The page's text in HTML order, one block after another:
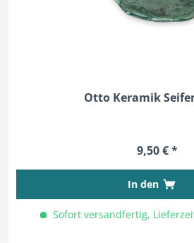
Otto Keramik
9,50 € *
In den
Sofort versandfertig,